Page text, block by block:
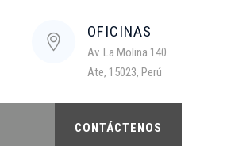
OFICINAS
Av. La Molina 140.
Ate, 15023, Perú
CONTÁCTENOS